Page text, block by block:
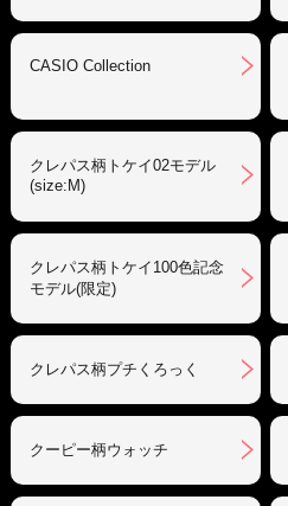
CASIO Collection
クレパス柄トケイ02モデル
(size:M)
クレパス柄トケイ100色記念
モデル(限定)
クレパス柄プチくろっく
クーピー柄ウォッチ